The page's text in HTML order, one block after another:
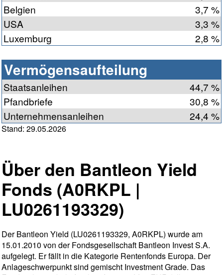
Belgien
3,7 %
USA
3,3 %
Luxemburg
2,8 %
Vermögensaufteilung
Staatsanleihen
44,7 %
Pfandbriefe
30,8 %
Unternehmensanleihen
24,4 %
Stand: 29.05.2026
Über den Bantleon Yield
Fonds (A0RKPL |
LU0261193329)
Der Bantleon Yield (LU0261193329, A0RKPL) wurde am
15.01.2010 von der Fondsgesellschaft Bantleon Invest S.A.
aufgelegt. Er fällt in die Kategorie Rentenfonds Europa. Der
Anlageschwerpunkt sind gemischt Investment Grade. Das